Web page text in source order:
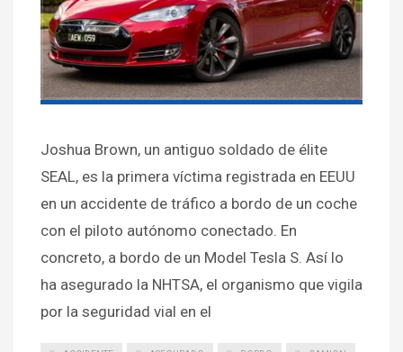
Joshua Brown, un antiguo soldado de élite
SEAL, es la primera víctima registrada en EEUU
en un accidente de tráfico a bordo de un coche
con el piloto autónomo conectado. En
concreto, a bordo de un Model Tesla S. Así lo
ha asegurado la NHTSA, el organismo que vigila
por la seguridad vial en el